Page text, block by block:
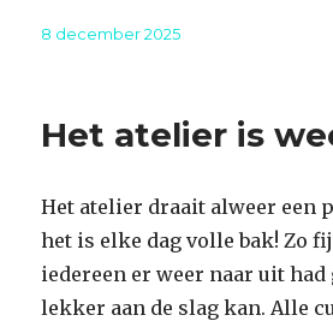
Geplaatst
8 december 2025
Het atelier is
Het atelier draait alweer een
het is elke dag volle bak! Zo
iedereen er weer naar uit had
lekker aan de slag kan. Alle